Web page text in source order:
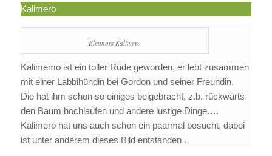
Kalimero
Eleanors Kalimero
Kalimemo ist ein toller Rüde geworden, er lebt zusammen
mit einer Labbihündin bei Gordon und seiner Freundin.
Die hat ihm schon so einiges beigebracht, z.b. rückwärts
den Baum hochlaufen und andere lustige Dinge….
Kalimero hat uns auch schon ein paarmal besucht, dabei
ist unter anderem dieses Bild entstanden .